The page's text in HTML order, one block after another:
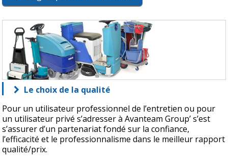
Le choix de la qualité
Pour un utilisateur professionnel de l’entretien ou pour
un utilisateur privé s’adresser à Avanteam Group’ s’est
s’assurer d’un partenariat fondé sur la confiance,
l’efficacité et le professionnalisme dans le meilleur rapport
qualité/prix.